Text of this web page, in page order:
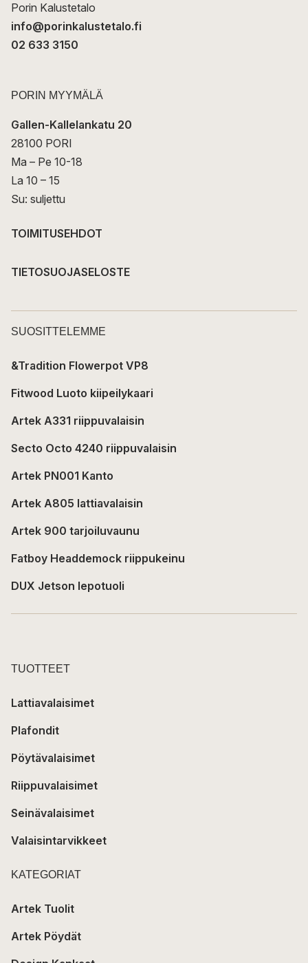
Porin Kalustetalo
info@porinkalustetalo.fi
02 633 3150
PORIN MYYMÄLÄ
Gallen-Kallelankatu 20
28100 PORI
Ma – Pe 10-18
La 10 – 15
Su: suljettu
TOIMITUSEHDOT
TIETOSUOJASELOSTE
SUOSITTELEMME
&Tradition Flowerpot VP8
Fitwood Luoto kiipeilykaari
Artek A331 riippuvalaisin
Secto Octo 4240 riippuvalaisin
Artek PN001 Kanto
Artek A805 lattiavalaisin
Artek 900 tarjoiluvaunu
Fatboy Headdemock riippukeinu
DUX Jetson lepotuoli
TUOTTEET
Lattiavalaisimet
Plafondit
Pöytävalaisimet
Riippuvalaisimet
Seinävalaisimet
Valaisintarvikkeet
KATEGORIAT
Artek Tuolit
Artek Pöydät